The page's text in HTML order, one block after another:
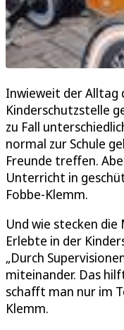
Inwieweit der Alltag
Kinderschutzstelle
zu Fall
normal zur Schule
Freunde treffen.
Unterricht in
Fobbe-Klemm.
Und wie stecken
Erlebte in der
„Durch
miteinander. Das
schafft man nur im
Klemm.